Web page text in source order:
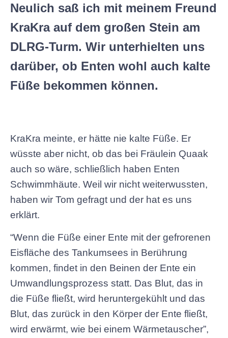
Neulich saß ich mit meinem Freund
KraKra auf dem großen Stein am
DLRG-Turm. Wir unterhielten uns
darüber, ob Enten wohl auch kalte
Füße bekommen können.
KraKra meinte, er hätte nie kalte Füße. Er
wüsste aber nicht, ob das bei Fräulein Quaak
auch so wäre, schließlich haben Enten
Schwimmhäute. Weil wir nicht weiterwussten,
haben wir Tom gefragt und der hat es uns
erklärt.
“Wenn die Füße einer Ente mit der gefrorenen
Eisfläche des Tankumsees in Berührung
kommen, findet in den Beinen der Ente ein
Umwandlungsprozess statt. Das Blut, das in
die Füße fließt, wird heruntergekühlt und das
Blut, das zurück in den Körper der Ente fließt,
wird erwärmt, wie bei einem Wärmetauscher”,